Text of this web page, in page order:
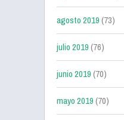
agosto 2019(73)
julio 2019(76)
junio 2019(70)
mayo 2019(70)